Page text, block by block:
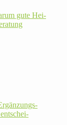
gute Hei­